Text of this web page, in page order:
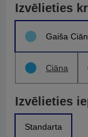
Izvēlieties
Gaiša
Ciāna
Izvēlieties
Standarta